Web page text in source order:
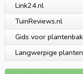
Link24.nl
TuinReviews.nl
Gids voor
Langwerpige